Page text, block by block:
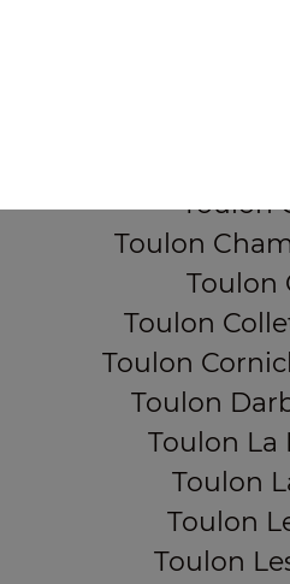
Toulon
Toulon
Toulon
Toulon
Toulon
Toulon
Toulon La
Toulon
Toulon
Toulon